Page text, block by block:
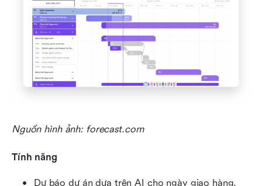
Nguồn hình ảnh: forecast.com
Tính năng
Dự báo dự án dựa trên AI cho ngày giao hàng.